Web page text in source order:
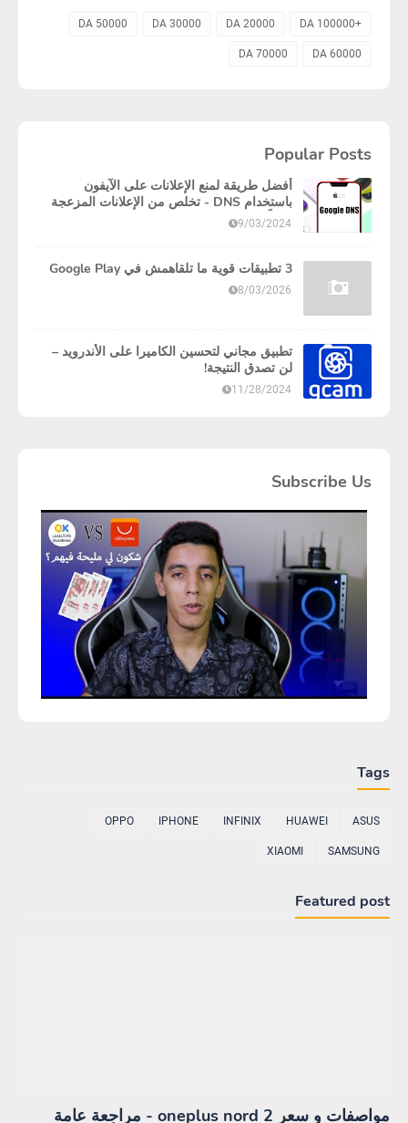
+100000 DA
20000 DA
30000 DA
50000 DA
60000 DA
70000 DA
Popular Posts
أفضل طريقة لمنع الإعلانات على الآيفون
باستخدام DNS - تخلص من الإعلانات المزعجة
نهائياً!
9/03/2024
3 تطبيقات قوية ما تلقاهمش في Google Play
8/03/2026
تطبيق مجاني لتحسين الكاميرا على الأندرويد –
لن تصدق النتيجة!
11/28/2024
Subscribe Us
Tags
ASUS
HUAWEI
INFINIX
IPHONE
OPPO
SAMSUNG
XIAOMI
Featured post
مواصفات و سعر oneplus nord 2 - مراجعة عامة